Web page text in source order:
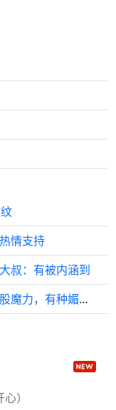
情支持
叔：有被内涵到
黄龄在娱乐圈不算美女，但她真的有股魔力，有种媚到骨子里的感觉
）